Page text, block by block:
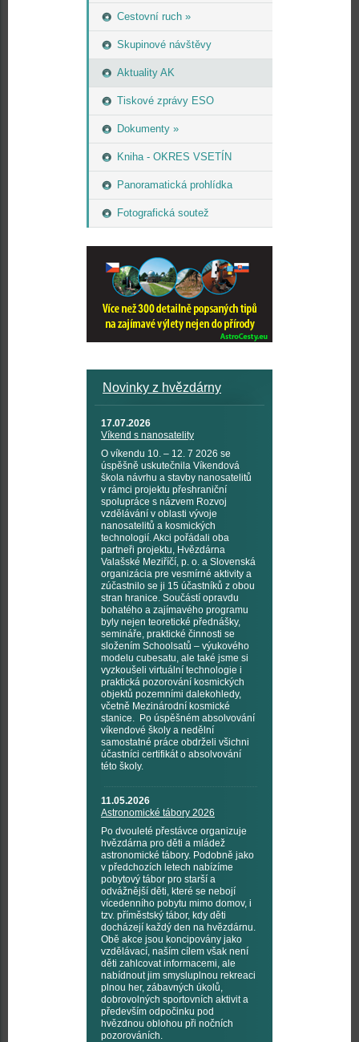
Cestovní ruch »
Skupinové návštěvy
Aktuality AK
Tiskové zprávy ESO
Dokumenty »
Kniha - OKRES VSETÍN
Panoramatická prohlídka
Fotografická soutež
Novinky z hvězdárny
17.07.2026
Víkend s nanosatelity
O víkendu 10. – 12. 7 2026 se
úspěšně uskutečnila Víkendová
škola návrhu a stavby nanosatelitů
v rámci projektu přeshraniční
spolupráce s názvem Rozvoj
vzdělávání v oblasti vývoje
nanosatelitů a kosmických
technologií. Akci pořádali oba
partneři projektu, Hvězdárna
Valašské Meziříčí, p. o. a Slovenská
organizácia pre vesmírné aktivity a
zúčastnilo se ji 15 účastníků z obou
stran hranice. Součástí opravdu
bohatého a zajímavého programu
byly nejen teoretické přednášky,
semináře, praktické činnosti se
složením Schoolsatů – výukového
modelu cubesatu, ale také jsme si
vyzkoušeli virtuální technologie i
praktická pozorování kosmických
objektů pozemními dalekohledy,
včetně Mezinárodní kosmické
stanice. Po úspěšném absolvování
víkendové školy a nedělní
samostatné práce obdrželi všichni
účastníci certifikát o absolvování
této školy.
11.05.2026
Astronomické tábory 2026
Po dvouleté přestávce organizuje
hvězdárna pro děti a mládež
astronomické tábory. Podobně jako
v předchozích letech nabízíme
pobytový tábor pro starší a
odvážnější děti, které se nebojí
vícedenního pobytu mimo domov, i
tzv. příměstský tábor, kdy děti
docházejí každý den na hvězdárnu.
Obě akce jsou koncipovány jako
vzdělávací, naším cílem však není
děti zahlcovat informacemi, ale
nabídnout jim smysluplnou rekreaci
plnou her, zábavných úkolů,
dobrovolných sportovních aktivit a
především odpočinku pod
hvězdnou oblohou při nočních
pozorováních.